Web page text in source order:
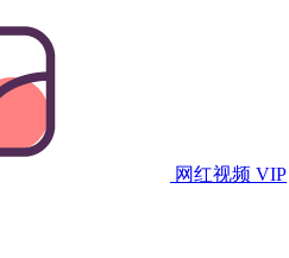
网红视频 VIP